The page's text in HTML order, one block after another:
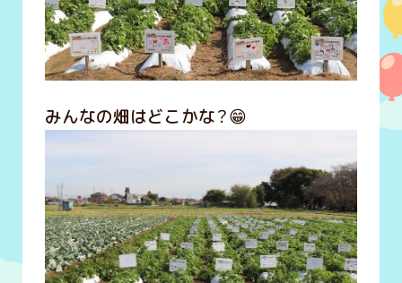
みんなの畑はどこかな？😁